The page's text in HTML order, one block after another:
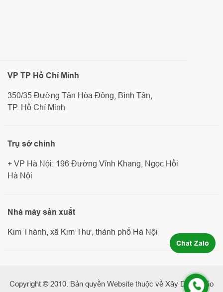
Trụ sở chính
+ VP Hà Nội: 196 Đường Vĩnh Khang, Ngọc Hồi
Hà Nội
VP TP Hồ Chí Minh
350/35 Đường Tân Hòa Đông, Bình Tân,
TP. Hồ Chí Minh
Nhà máy sản xuất
Kim Thành, xã Kim Thư, thành phố Hà Nội
Copyright © 2010. Bản quyền Website thuộc về Xây Dựng Bảo
Chat Zalo